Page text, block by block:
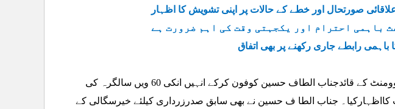
صورتحال اور خطے کے حالات پر اپنی تشویش کا اظہار
باہمی احترام اور یکجہتی وقت کی اہم ضرورت ہے
رابطے جاری رکھنے پر بھی اتفاق
سابق صدرآصف زرداری نے متحدہ قومی موومنٹ کے قائدجناب الطاف حسین کوفون کرکے انہیں انکی 60 ویں سالگرہ کی
کااظہارکیا۔ جناب الطا ف حسین نے بھی سابق صدرزرداری کیلئے خیرسگالی کے